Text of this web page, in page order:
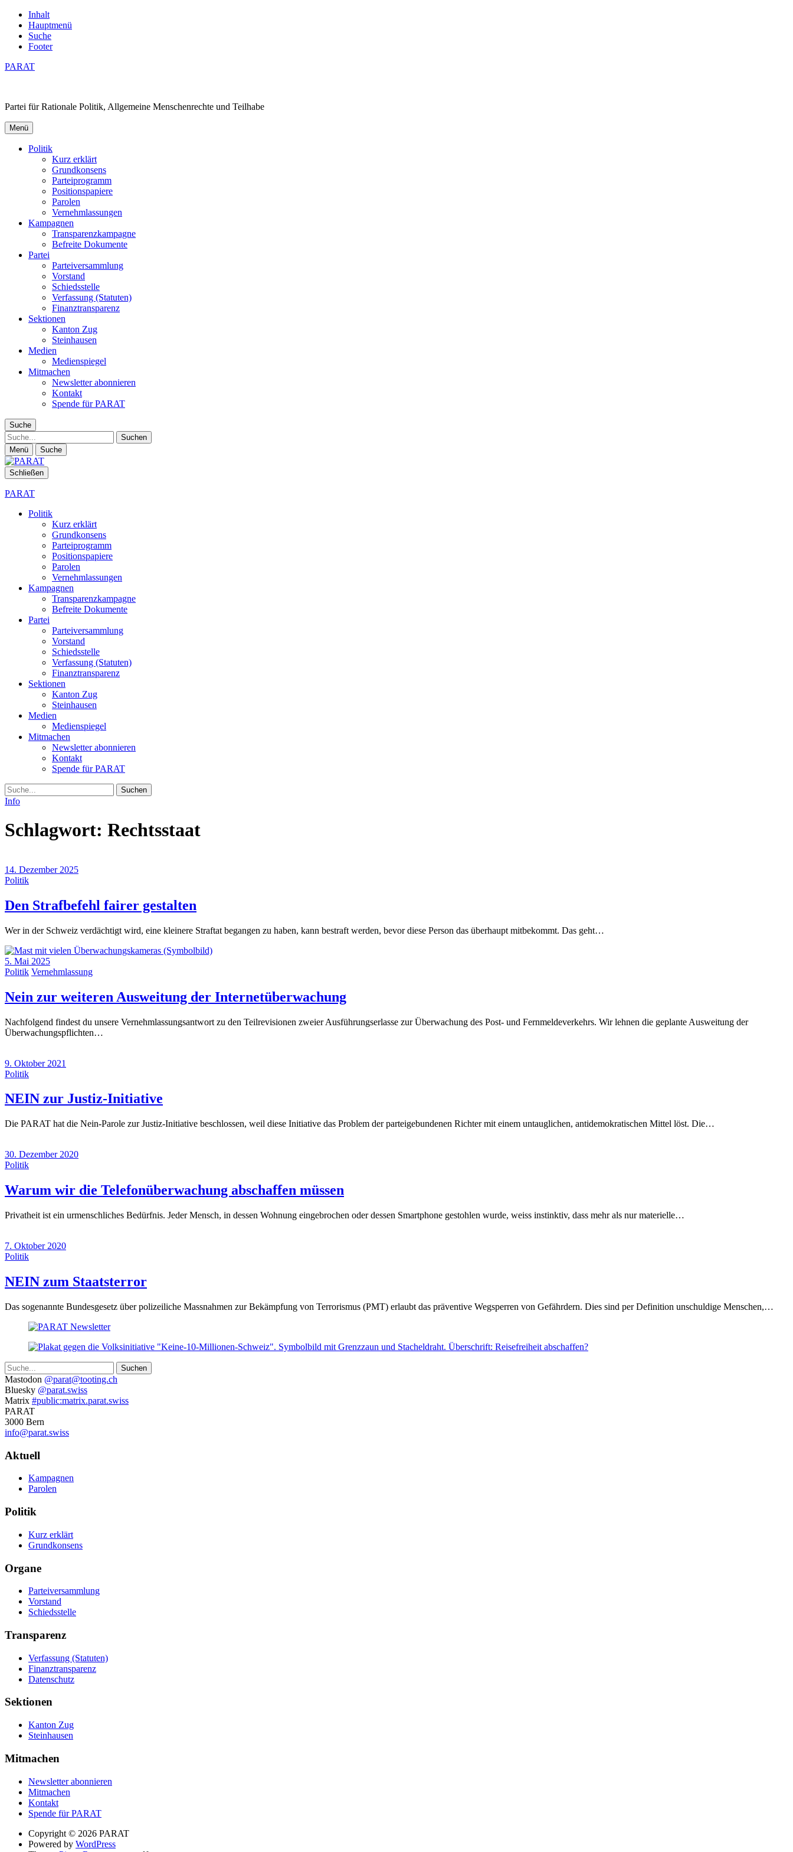
Inhalt
Hauptmenü
Suche
Footer
PARAT
Partei für Rationale Politik, Allgemeine Menschenrechte und Teilhabe
Menü
Politik
Kurz erklärt
Grundkonsens
Parteiprogramm
Positionspapiere
Parolen
Vernehmlassungen
Kampagnen
Transparenzkampagne
Befreite Dokumente
Partei
Parteiversammlung
Vorstand
Schiedsstelle
Verfassung (Statuten)
Finanztransparenz
Sektionen
Kanton Zug
Steinhausen
Medien
Medienspiegel
Mitmachen
Newsletter abonnieren
Kontakt
Spende für PARAT
Suche
Suche
Menü Suche
Schließen
PARAT
Politik
Kurz erklärt
Grundkonsens
Parteiprogramm
Positionspapiere
Parolen
Vernehmlassungen
Kampagnen
Transparenzkampagne
Befreite Dokumente
Partei
Parteiversammlung
Vorstand
Schiedsstelle
Verfassung (Statuten)
Finanztransparenz
Sektionen
Kanton Zug
Steinhausen
Medien
Medienspiegel
Mitmachen
Newsletter abonnieren
Kontakt
Spende für PARAT
Suche
Info
Schlagwort: Rechtsstaat
14. Dezember 2025
Politik
Den Strafbefehl fairer gestalten
2025)
Wer in der Schweiz verdächtigt wird, eine kleinere Straftat begangen zu haben, kann bestraft werden, bevor diese Person das überhaupt mitbekommt. Das geht…
5. Mai 2025
Politik Vernehmlassung
Nein zur weiteren Ausweitung der Internetüberwachung(5.
2025)
Nachfolgend findest du unsere Vernehmlassungsantwort zu den Teilrevisionen zweier Ausführungserlasse zur Überwachung des Post- und Fernmeldeverkehrs. Wir lehnen die geplante Ausweitung der
Überwachungspflichten…
9. Oktober 2021
Politik
NEIN zur Justiz-Initiative
2021)
Die PARAT hat die Nein-Parole zur Justiz-Initiative beschlossen, weil diese Initiative das Problem der parteigebundenen Richter mit einem untauglichen, antidemokratischen Mittel löst. Die…
30. Dezember 2020
Politik
Warum wir die Telefonüberwachung abschaffen müssen
2020)
Privatheit ist ein urmenschliches Bedürfnis. Jeder Mensch, in dessen Wohnung eingebrochen oder dessen Smartphone gestohlen wurde, weiss instinktiv, dass mehr als nur materielle…
7. Oktober 2020
Politik
NEIN zum Staatsterror(7.
2020)
Das sogenannte Bundesgesetz über polizeiliche Massnahmen zur Bekämpfung von Terrorismus (PMT) erlaubt das präventive Wegsperren von Gefährdern. Dies sind per Definition unschuldige Menschen,…
Suche
Weitere
Informationen
Mastodon @parat@tooting.ch
Bluesky @parat.swiss
Matrix #public:matrix.parat.swiss
PARAT
3000 Bern
info@parat.swiss
Navigation
Aktuell
Kampagnen
Parolen
Politik
Kurz erklärt
Grundkonsens
Organe
Parteiversammlung
Vorstand
Schiedsstelle
Transparenz
Verfassung (Statuten)
Finanztransparenz
Datenschutz
Sektionen
Kanton Zug
Steinhausen
Mitmachen
Newsletter abonnieren
Mitmachen
Kontakt
Spende für PARAT
Suche
Copyright © 2026 PARAT
Powered by WordPress